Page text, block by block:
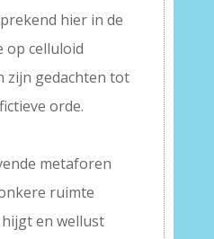
hier in de
op celluloid
zijn gedachten tot
orde.
metaforen
ruimte
en wellust